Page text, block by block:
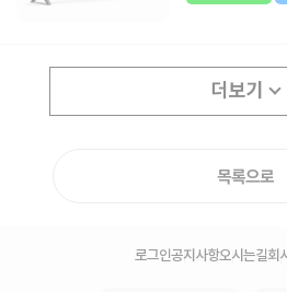
더보기
목록으로
로그인공지사항오시는길회